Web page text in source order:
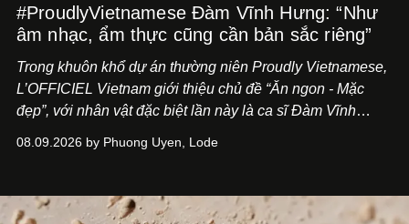
#ProudlyVietnamese Đàm Vĩnh Hưng: “Như
âm nhạc, ẩm thực cũng cần bản sắc riêng”
Trong khuôn khổ dự án thường niên Proudly Vietnamese,
L’OFFICIEL Vietnam giới thiệu chủ đề “Ăn ngon - Mặc
đẹp”, với nhân vật đặc biệt lần này là ca sĩ Đàm Vĩnh
Cà Phê Cà Pháo mang dấu ấn Indochine hoài niệm, thu
08.09.2026 by Phuong Uyen, Lode